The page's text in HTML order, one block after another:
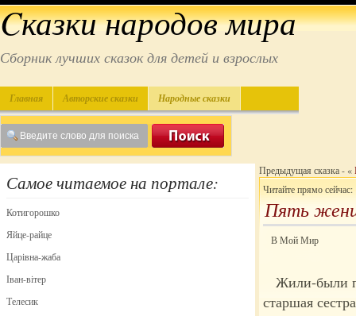
Cказки народов мира
Сборник лучших сказок для детей и взрослых
Главная Авторские сказки Народные сказки
Самое читаемое на портале:
Котигорошко
Яйце-райце
Царівна-жаба
Іван-вітер
Телесик
Предыдущая сказка - «
Читайте прямо сейчас:
Пять
В Мой Мир
Жили-были
старшая